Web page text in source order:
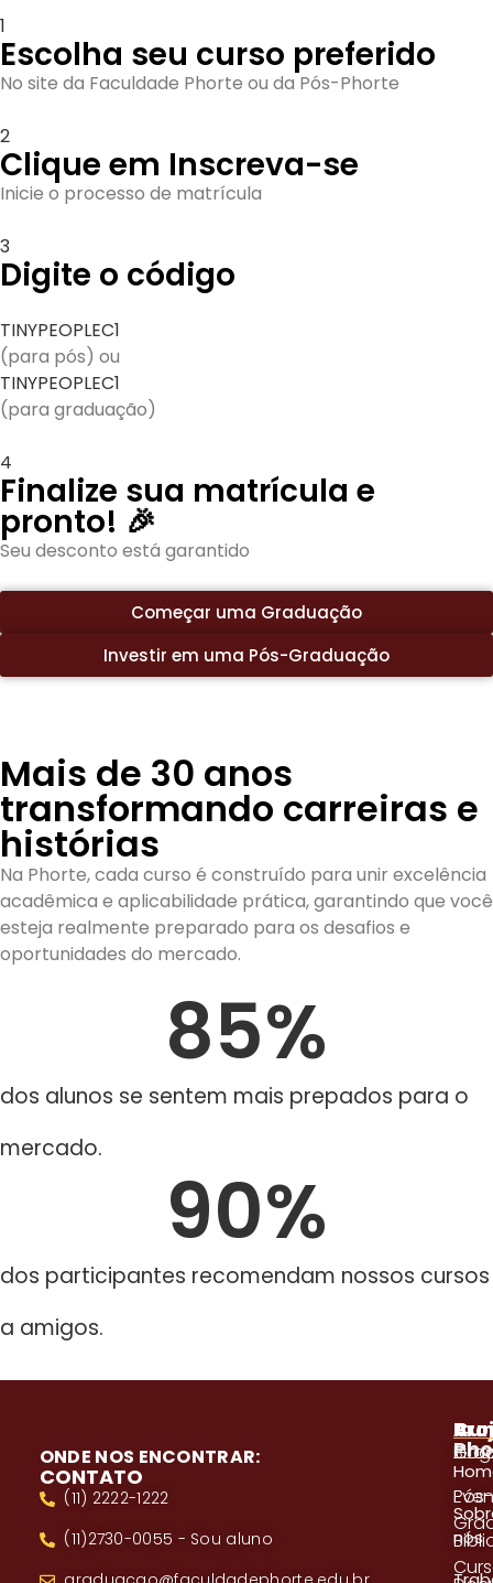
1
Escolha seu curso preferido
No site da Faculdade Phorte ou da Pós-Phorte
2
Clique em Inscreva-se
Inicie o processo de matrícula
3
Digite o código
TINYPEOPLEC1
(para pós) ou
TINYPEOPLEC1
(para graduação)
4
Finalize sua matrícula e
pronto! 🎉
Seu desconto está garantido
Começar uma Graduação
Investir em uma Pós-Graduação
Mais de 30 anos
transformando carreiras e
histórias
Na Phorte, cada curso é construído para unir excelência
acadêmica e aplicabilidade prática, garantindo que você
esteja realmente preparado para os desafios e
oportunidades do mercado.
dos alunos se sentem mais prepados para o
mercado.
85%
dos participantes recomendam nossos cursos
a amigos.
90%
ONDE NOS ENCONTRAR:
CONTATO
(11) 2222-1222
(11)2730-0055 - Sou aluno
A
nós
Pós-